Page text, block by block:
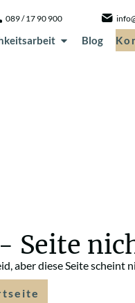
089 / 17 90 900
Blog
Seite
aber diese Seite scheint